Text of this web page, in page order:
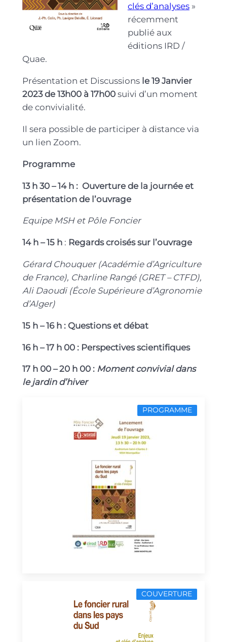
clés d’analyses»
récemment
publié aux
éditions IRD /
Quae.
Présentation et Discussions le 19 Janvier
2023 de 13h00 à 17h00suivi d’un moment
de convivialité.
Il sera possible de participer à distance via
un lien Zoom.
Programme
13 h 30 – 14 h : Ouverture de la journée et
présentation de l’ouvrage
Equipe MSH et Pôle Foncier
14 h – 15 h : Regards croisés sur l’ouvrage
Gérard Chouquer (Académie d’Agriculture
de France), Charline Rangé (GRET – CTFD),
Ali Daoudi (École Supérieure d’Agronomie
d’Alger)
15 h – 16 h : Questions et débat
16 h – 17 h 00 : Perspectives scientifiques
17 h 00 – 20 h 00 : Moment convivial dans
le jardin d’hiver
PROGRAMME
COUVERTURE